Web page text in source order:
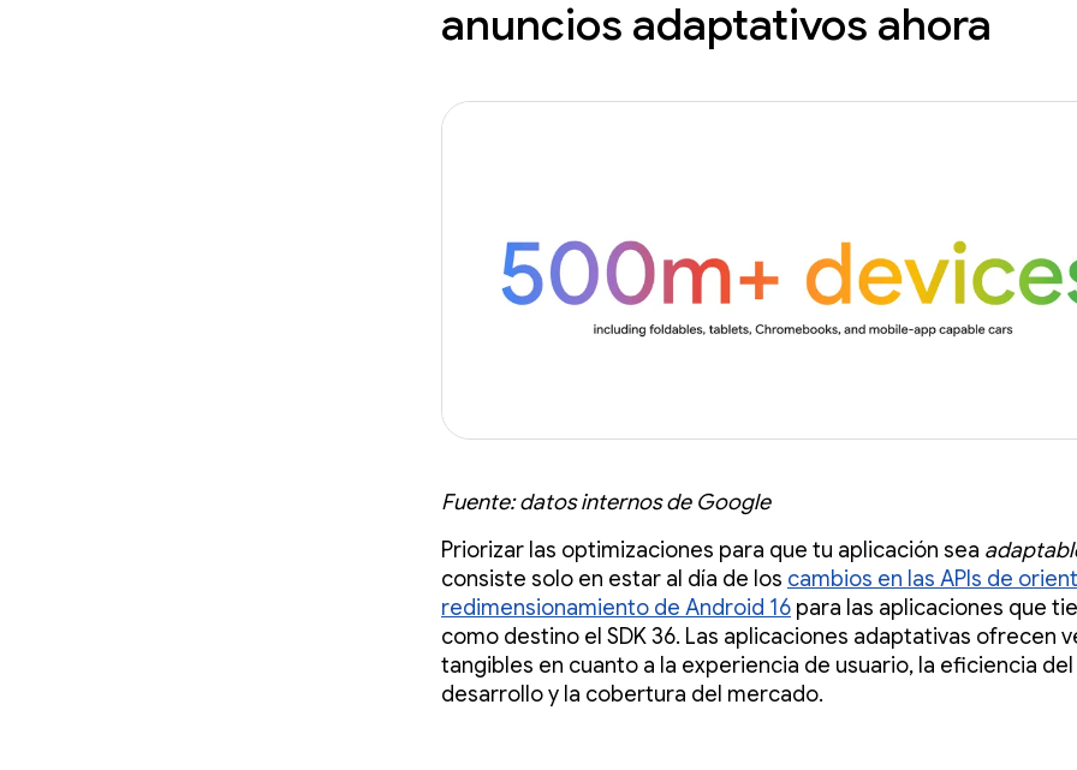
anuncios adaptativos ahora
Fuente: datos internos de Google
Priorizar las optimizaciones para que tu aplicación sea
consiste solo en estar al día de los cambios en las APIs de
redimensionamiento de Android 16 para las aplicaciones que
como destino el SDK 36. Las aplicaciones adaptativas ofrecen
tangibles en cuanto a la experiencia de usuario, la eficiencia del
desarrollo y la cobertura del mercado.